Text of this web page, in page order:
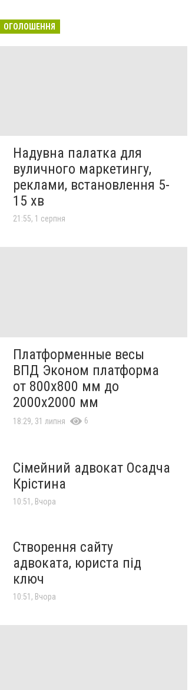
ОГОЛОШЕННЯ
Надувна палатка для
вуличного маркетингу,
реклами, встановлення 5-
15 хв
21:55, 1 серпня
Платформенные весы
ВПД Эконом платформа
от 800х800 мм до
2000х2000 мм
18:29, 31 липня 6
Сімейний адвокат Осадча
Крістина
10:51, Вчора
Створення сайту
адвоката, юриста під
ключ
10:51, Вчора